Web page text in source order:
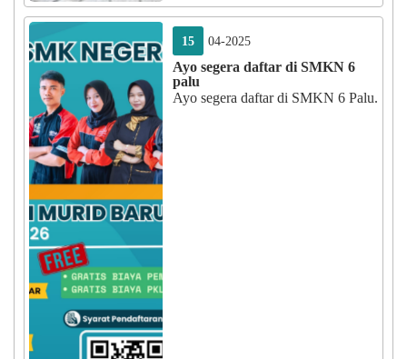
SMKN 6 PALU
40203620
Kecamatan PALU UTARA, Kabupaten KOTA PALU
Provinsi SULAWESI TENGAH
SMKN 6 PALU
Kecamatan PALU UTARA, Kabupaten KOTA PALU
Provinsi SULAWESI TENGAH
15 04-2025
Ayo segera daftar di SMKN 6
palu
Ayo segera daftar di SMKN 6 Palu.